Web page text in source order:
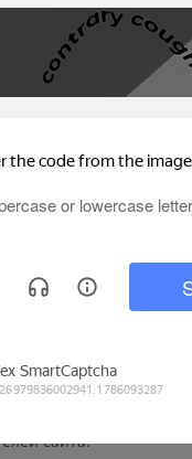
С датчиком
сведения
на сайте цены,
сайта.